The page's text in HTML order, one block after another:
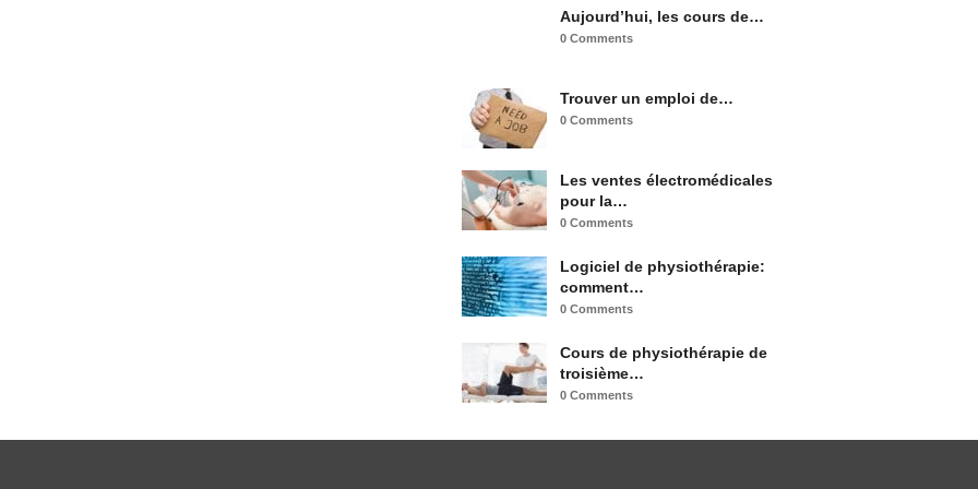
Aujourd’hui, les cours de…
0 Comments
Trouver un emploi de…
0 Comments
Les ventes électromédicales
pour la…
0 Comments
Logiciel de physiothérapie:
comment…
0 Comments
Cours de physiothérapie de
troisième…
0 Comments